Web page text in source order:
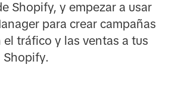
Shopify, y empezar a usar
para crear campañas
el tráfico y las ventas a tus
Shopify.